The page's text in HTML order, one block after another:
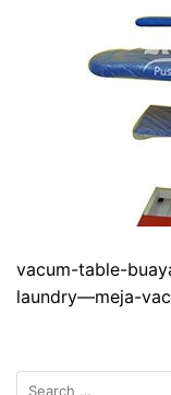
vacum-table-
laundry—meja-
Search